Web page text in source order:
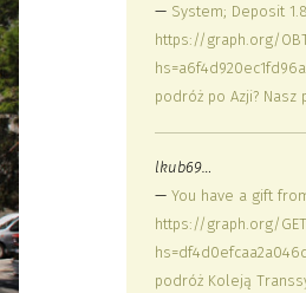
— System; Deposit
https://graph.org/
podróż po Azji? Nasz
lkub69…
—You have a gift
https://graph.org/GET-
podróż Koleją